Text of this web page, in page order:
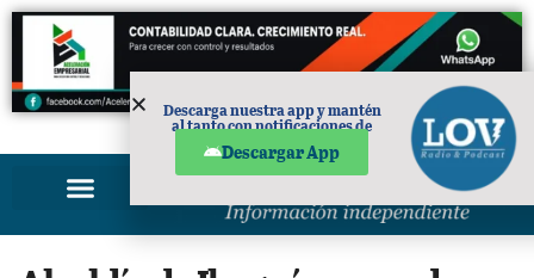
PUBLICIDAD
Descarga nuestra app y mantén
al tanto con notificaciones de
Descargar App